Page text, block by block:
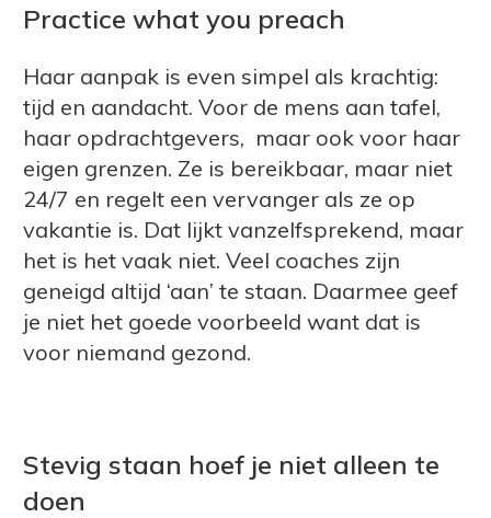
Practice what you preach
Haar aanpak is even simpel als krachtig:
tijd en aandacht. Voor de mens aan tafel,
haar opdrachtgevers, maar ook voor haar
eigen grenzen. Ze is bereikbaar, maar niet
24/7 en regelt een vervanger als ze op
vakantie is. Dat lijkt vanzelfsprekend, maar
het is het vaak niet. Veel coaches zijn
geneigd altijd ‘aan’ te staan. Daarmee geef
je niet het goede voorbeeld want dat is
voor niemand gezond.
Stevig staan hoef je niet alleen te
doen